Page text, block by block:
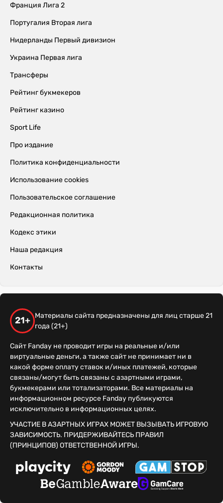
Франция Лига 2
Португалия Вторая лига
Нидерланды Первый дивизион
Украина Первая лига
Трансферы
Рейтинг букмекеров
Рейтинг казино
Sport Life
Про издание
Политика конфиденциальности
Использование cookies
Пользовательское соглашение
Редакционная политика
Кодекс этики
Наша редакция
Контакты
21+
Материалы сайта предназначены для лиц старше 21
года (21+)
Сайт Fanday не проводит игры на реальные и/или
виртуальные деньги, а также сайт не принимает ни в
какой форме оплату ставок и/иных платежей, которые
связаны/могут быть связаны с азартными играми,
букмекерами или тотализаторами. Все материалы на
информационном ресурсе Fanday публикуются
исключительно в информационных целях.
УЧАСТИЕ В АЗАРТНЫХ ИГРАХ МОЖЕТ ВЫЗЫВАТЬ ИГРОВУЮ
ЗАВИСИМОСТЬ. ПРИДЕРЖИВАЙТЕСЬ ПРАВИЛ
(ПРИНЦИПОВ) ОТВЕТСТВЕННОЙ ИГРЫ.